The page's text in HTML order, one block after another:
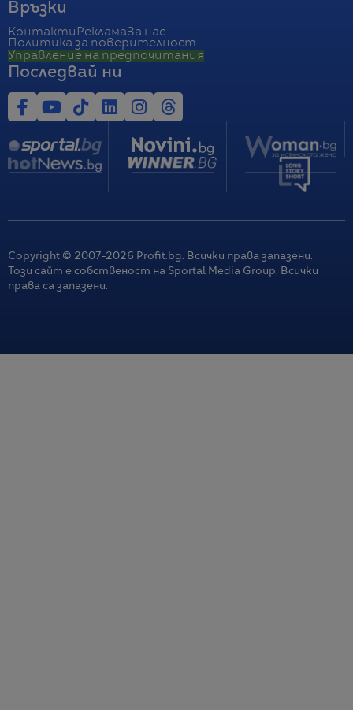
Връзки
Контакти РекламаЗа нас
Политика за поверителност
Управление на предпочитания
Последвай ни
Copyright © 2007-2026 Profit.bg. Всички права запазени.
Този сайт е собственост на Sportal Media Group. Всички
права са запазени.